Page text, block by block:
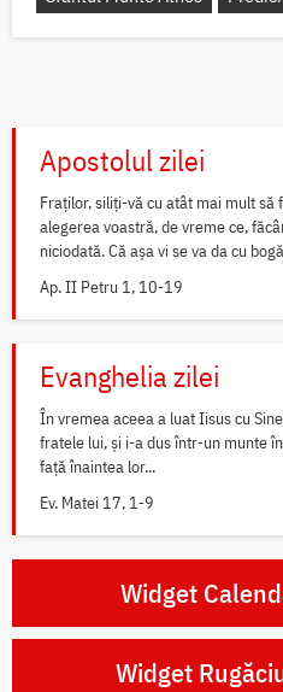
Apostolul zilei
Fraților, siliți-vă cu atât mai mult
alegerea voastră, de vreme ce,
niciodată. Că așa vi se va da cu
Ap. II Petru 1, 10-19
Evanghelia zilei
În vremea aceea a luat Iisus cu
fratele lui, și i-a dus într-un munte
față înaintea lor...
Ev. Matei 17, 1-9
Widget
Widget